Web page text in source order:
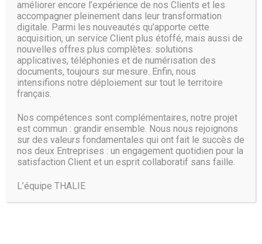
Le rayonnement évoque la direction vers laquelle la
connexion est émise. Plus elle est de bonne qualité, plus il
est facile pour les appareils connectés de percevoir le
signal. Dans la plupart des cas, il est conseillé de choisir un
rayonnement omnidirectionnel plutôt qu’unidirectionnel.
La sécurité du dispositif
Il est important de vous protéger lorsque vous naviguez sur
le web. Ainsi, un amplificateur wifi de bonne qualité doit
être équipé d’un système de sécurité intégré pour résister
aux tentatives d’intrusion ou de piratage.
Source :www.mediacritik.com
améliorer encore l’expérience de nos Clients et les
accompagner pleinement dans leur transformation
digitale. Parmi les nouveautés qu’apporte cette
acquisition, un service Client plus étoffé, mais aussi de
nouvelles offres plus complètes: solutions
applicatives, téléphonies et de numérisation des
documents, toujours sur mesure. Enfin, nous
intensifions notre déploiement sur tout le territoire
français.
Nos compétences sont complémentaires, notre projet
est commun : grandir ensemble. Nous nous rejoignons
sur des valeurs fondamentales qui ont fait le succès de
nos deux Entreprises : un engagement quotidien pour la
satisfaction Client et un esprit collaboratif sans faille.
L’équipe THALIE